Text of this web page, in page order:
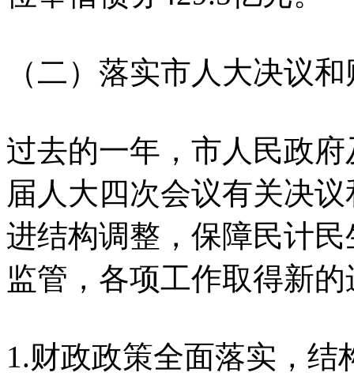
（二）落实市人大决议
过去的一年，市人民政
届人大四次会议有关决
进结构调整，保障民计
监管，各项工作取得新
1.财政政策全面落实，结